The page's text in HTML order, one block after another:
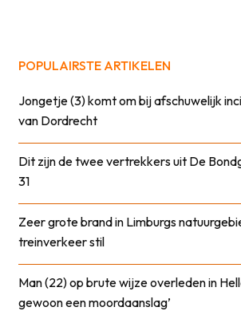
POPULAIRSTE ARTIKELEN
Jongetje (3) komt om bij afschuwelijk
van Dordrecht
Dit zijn de twee vertrekkers uit De
31
Zeer grote brand in Limburgs
treinverkeer stil
Man (22) op brute wijze overleden in
gewoon een moordaanslag’